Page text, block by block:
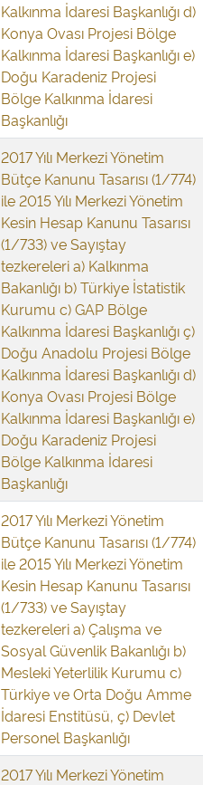
Kalkınma İdaresi Başkanlığı d)
Konya Ovası Projesi Bölge
Kalkınma İdaresi Başkanlığı e)
Doğu Karadeniz Projesi
Bölge Kalkınma İdaresi
Başkanlığı
2017 Yılı Merkezi Yönetim
Bütçe Kanunu Tasarısı (1/774)
ile 2015 Yılı Merkezi Yönetim
Kesin Hesap Kanunu Tasarısı
(1/733) ve Sayıştay
tezkereleri a) Kalkınma
Bakanlığı b) Türkiye İstatistik
Kurumu c) GAP Bölge
Kalkınma İdaresi Başkanlığı ç)
Doğu Anadolu Projesi Bölge
Kalkınma İdaresi Başkanlığı d)
Konya Ovası Projesi Bölge
Kalkınma İdaresi Başkanlığı e)
Doğu Karadeniz Projesi
Bölge Kalkınma İdaresi
Başkanlığı
2017 Yılı Merkezi Yönetim
Bütçe Kanunu Tasarısı (1/774)
ile 2015 Yılı Merkezi Yönetim
Kesin Hesap Kanunu Tasarısı
(1/733) ve Sayıştay
tezkereleri a) Çalışma ve
Sosyal Güvenlik Bakanlığı b)
Mesleki Yeterlilik Kurumu c)
Türkiye ve Orta Doğu Amme
İdaresi Enstitüsü, ç) Devlet
Personel Başkanlığı
2017 Yılı Merkezi Yönetim